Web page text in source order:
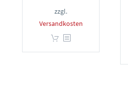
zzgl.
Versandkosten